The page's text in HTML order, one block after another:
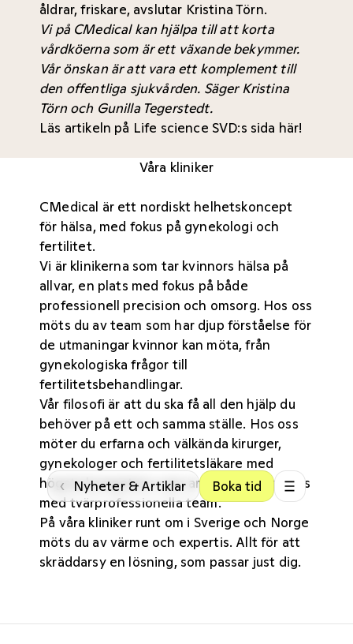
‹ Nyheter & Artiklar Boka tid
åldrar, friskare, avslutar Kristina Törn.
Vi på CMedical kan hjälpa till att korta
vårdköerna som är ett växande bekymmer.
Vår önskan är att vara ett komplement till
den offentliga sjukvården. Säger Kristina
Törn och Gunilla Tegerstedt.
Läs artikeln på Life science SVD:s sida här!
Våra kliniker
CMedical är ett nordiskt helhetskoncept
för hälsa, med fokus på gynekologi och
fertilitet.
Vi är klinikerna som tar kvinnors hälsa på
allvar, en plats med fokus på både
professionell precision och omsorg. Hos oss
möts du av team som har djup förståelse för
de utmaningar kvinnor kan möta, från
gynekologiska frågor till
fertilitetsbehandlingar.
Vår filosofi är att du ska få all den hjälp du
behöver på ett och samma ställe. Hos oss
möter du erfarna och välkända kirurger,
gynekologer och fertilitetsläkare med
högsta kompetens som arbetar tillsammans
med tvärprofessionella team.
På våra klinikerrunt om i Sverige och Norge
möts du av värme och expertis. Allt för att
skräddarsy en lösning, som passar just dig.